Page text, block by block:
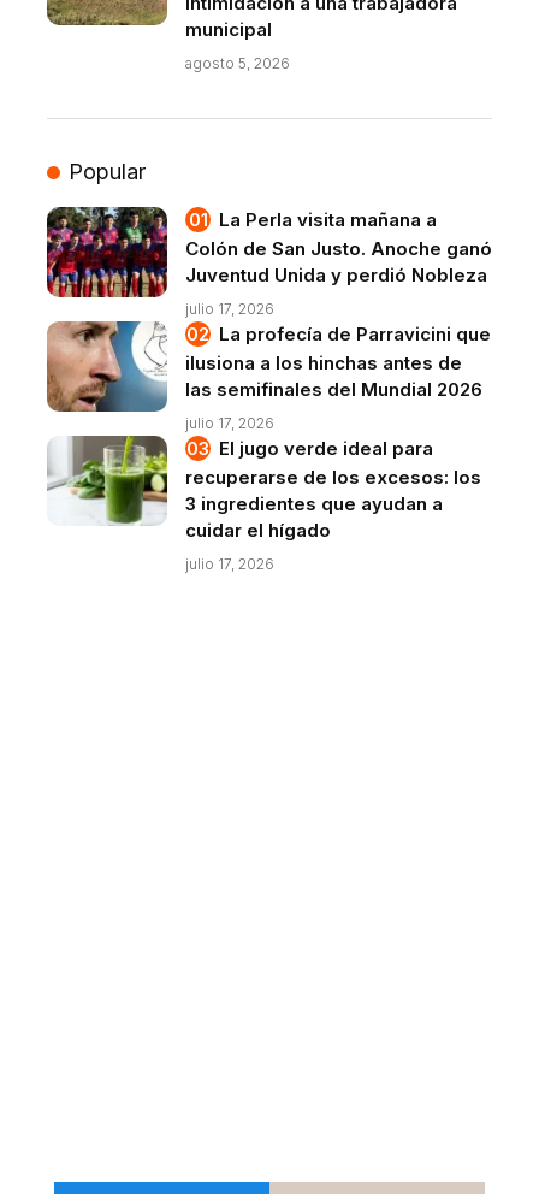
municipal
agosto 5, 2026
Popular
La Perla visita mañana a
Colón de San Justo. Anoche ganó
Juventud Unida y perdió Nobleza
julio 17, 2026
La profecía de Parravicini que
ilusiona a los hinchas antes de
las semifinales del Mundial 2026
julio 17, 2026
El jugo verde ideal para
recuperarse de los excesos: los
3 ingredientes que ayudan a
cuidar el hígado
julio 17, 2026